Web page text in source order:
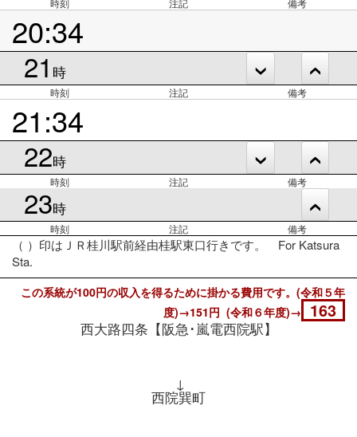
時刻 注記 備考
20:34
21 時
時刻 注記 備考
21:34
22時
時刻 注記 備考
23時
時刻 注記 備考
（ ）印はＪＲ桂川駅前経由桂駅東口行きです。 For Katsura
Sta.
この系統が100円の収入を得るために掛かる費用です。(令和５年
度)→151円 (令和６年度)→
163
西大路四条【阪急･嵐電西院駅】
↓
西院巽町